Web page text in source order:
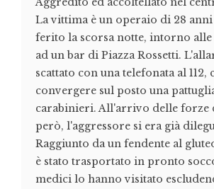
La vittima è un operaio di 28
ferito la scorsa notte, intorno
ad un bar di Piazza Rossetti.
scattato con una telefonata al 112,
convergere sul posto una
carabinieri. All'arrivo delle forze
però, l'aggressore si era già
Raggiunto da un fendente al
è stato trasportato in pronto
medici lo hanno visitato